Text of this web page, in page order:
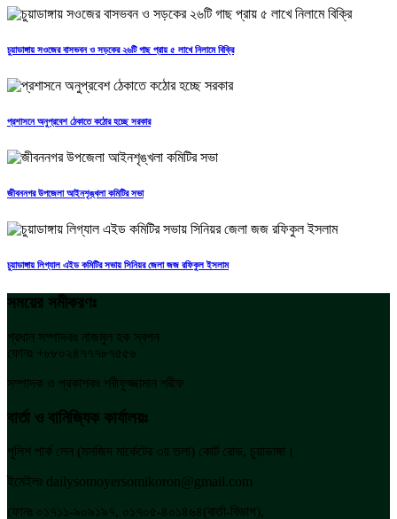
চুয়াডাঙ্গায় সওজের বাসভবন ও সড়কের ২৬টি গাছ প্রায় ৫ লাখে নিলামে বিক্রি
প্রশাসনে অনুপ্রবেশ ঠেকাতে কঠোর হচ্ছে সরকার
জীবননগর উপজেলা আইনশৃঙ্খলা কমিটির সভা
চুয়াডাঙ্গায় লিগ্যাল এইড কমিটির সভায় সিনিয়র জেলা জজ রফিকুল ইসলাম
সময়ের সমীকরণঃ
প্রধান সম্পাদকঃ নাজমুল হক স্বপন
ফোনঃ +৮৮০২৪৭৭৭৮৭৫৫৬
সম্পাদক ও প্রকাশকঃ শরীফুজ্জামান শরীফ
বার্তা ও বানিজ্যিক কার্যালয়ঃ
পুলিশ পার্ক লেন (মসজিদ মার্কেটের ৩য় তলা) কোর্ট রোড, চুয়াডাঙ্গা।
ইমেইলঃ dailysomoyersomikoron@gmail.com
ফোনঃ ০১৭১১-৯০৯১৯৭, ০১৭০৫-৪০১৪৬৪(বার্তা-বিভাগ),